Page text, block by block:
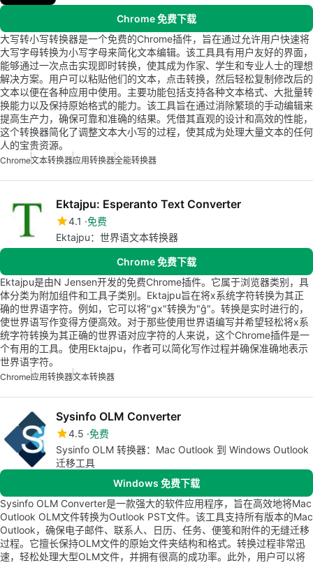
Chrome 免费下载
大写转小写转换器是一个免费的Chrome插件，旨在通过允许用户快速将
大写字母转换为小写字母来简化文本编辑。该工具具有用户友好的界面，
能够通过一次点击实现即时转换，使其成为作家、学生和专业人士的理想
解决方案。用户可以粘贴他们的文本，点击转换，然后轻松复制修改后的
文本以便在各种应用中使用。主要功能包括支持各种文本格式、大批量转
换能力以及保持原始格式的能力。该工具旨在通过消除繁琐的手动编辑来
提高生产力，确保可靠和准确的结果。凭借其直观的设计和高效的性能，
这个转换器简化了调整文本大小写的过程，使其成为处理大量文本的任何
人的宝贵资源。
Chrome文本转换器应用转换器全能转换器
Ektajpu: Esperanto Text Converter
4.1 免费
Ektajpu：世界语文本转换器
Chrome 免费下载
Ektajpu是由N Jensen开发的免费Chrome插件。它属于浏览器类别，具
体分类为附加组件和工具子类别。Ektajpu旨在将x系统字符转换为其正
确的世界语字符。例如，它可以将"gx"转换为"ĝ"。转换是实时进行的，
使世界语写作变得方便高效。对于那些使用世界语编写并希望轻松将x系
统字符转换为其正确的世界语对应字符的人来说，这个Chrome插件是一
个有用的工具。使用Ektajpu，作者可以简化写作过程并确保准确地表示
世界语字符。
Chrome应用转换器文本转换器
Sysinfo OLM Converter
4.5 免费
Sysinfo OLM 转换器：Mac Outlook 到 Windows Outlook
迁移工具
Windows 免费下载
Sysinfo OLM Converter是一款强大的软件应用程序，旨在高效地将Mac
Outlook OLM文件转换为Outlook PST文件。该工具支持所有版本的Mac
Outlook，确保电子邮件、联系人、日历、任务、便笺和附件的无缝迁移
过程。它擅长保持OLM文件的原始文件夹结构和格式。转换过程非常迅
速，轻松处理大型OLM文件，并拥有很高的成功率。此外，用户可以将